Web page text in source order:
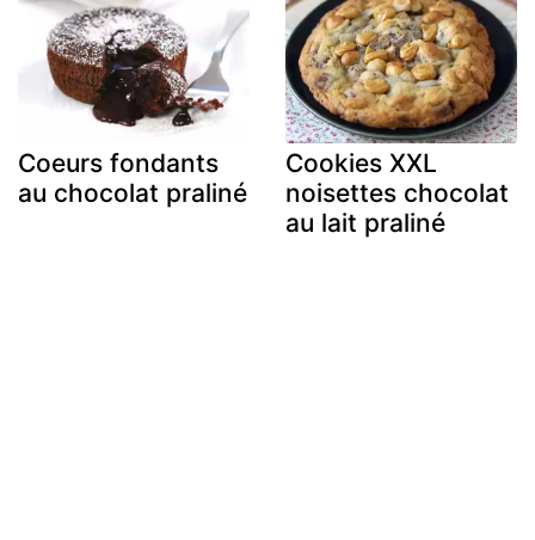
Coeurs fondants
au chocolat praliné
Cookies XXL
noisettes chocolat
au lait praliné